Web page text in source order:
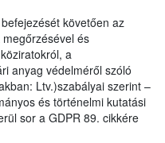
követően az
és
a
anyag védelméről szóló
Ltv.)szabályai szerint –
és történelmi kutatási
sor a GDPR 89. cikkére